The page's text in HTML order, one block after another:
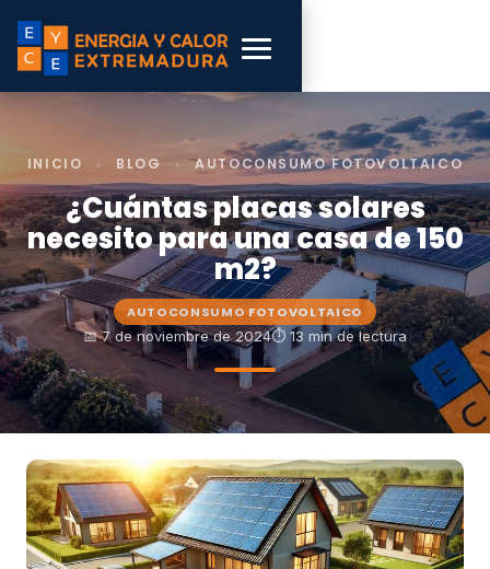
INICIO › BLOG › AUTOCONSUMO FOTOVOLTAICO
¿Cuántas placas solares
necesito para una casa de 150
m2?
AUTOCONSUMO FOTOVOLTAICO
📅 7 de noviembre de 2024⏱ 13 min de lectura